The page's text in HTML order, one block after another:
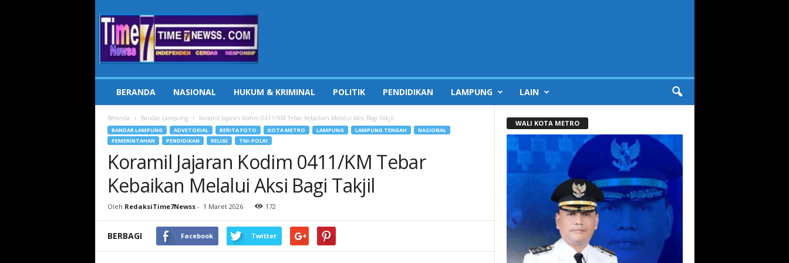
BERANDA NASIONAL HUKUM & KRIMINAL POLITIK PENDIDIKAN LAMPUNG LAIN
Beranda Bandar Lampung Koramil Jajaran Kodim 0411/KM Tebar Kebaikan Melalui Aksi Bagi Takjil
BANDAR LAMPUNG ADVETORIAL BERITA FOTO KOTA METRO LAMPUNG LAMPUNG TENGAH
NASIONAL
PEMERINTAHAN
PENDIDIKAN RELIGI TNI-POLRI
Koramil Jajaran Kodim 0411/KM Tebar
Kebaikan Melalui Aksi Bagi Takjil
Oleh RedaksiTime7Newss- 1 Maret 2026 172
BERBAGI Facebook Twitter
WALI KOTA METRO